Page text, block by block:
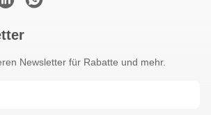
Newsletter für Rabatte und mehr.